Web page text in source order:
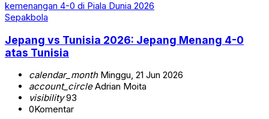
Sepakbola
Jepang vs Tunisia 2026: Jepang Menang 4-0
atas Tunisia
calendar_monthMinggu, 21 Jun 2026
account_circleAdrian Moita
visibility93
0Komentar